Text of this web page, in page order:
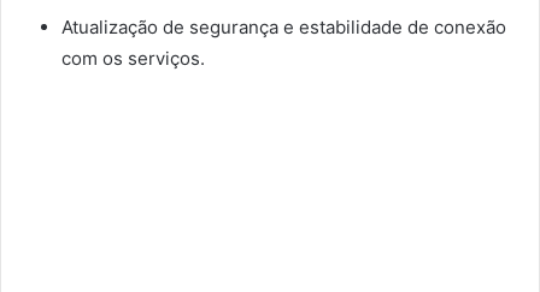
Atualização de segurança e estabilidade de conexão
com os serviços.